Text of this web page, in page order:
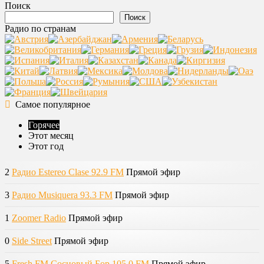
Поиск
Поиск
Радио по странам
Самое популярное
Горячее
Этот месяц
Этот год
2 Радио Estereo Clase 92.9 FM Прямой эфир
3 Радио Musiquera 93.3 FM Прямой эфир
1 Zoomer Radio Прямой эфир
0 Side Street Прямой эфир